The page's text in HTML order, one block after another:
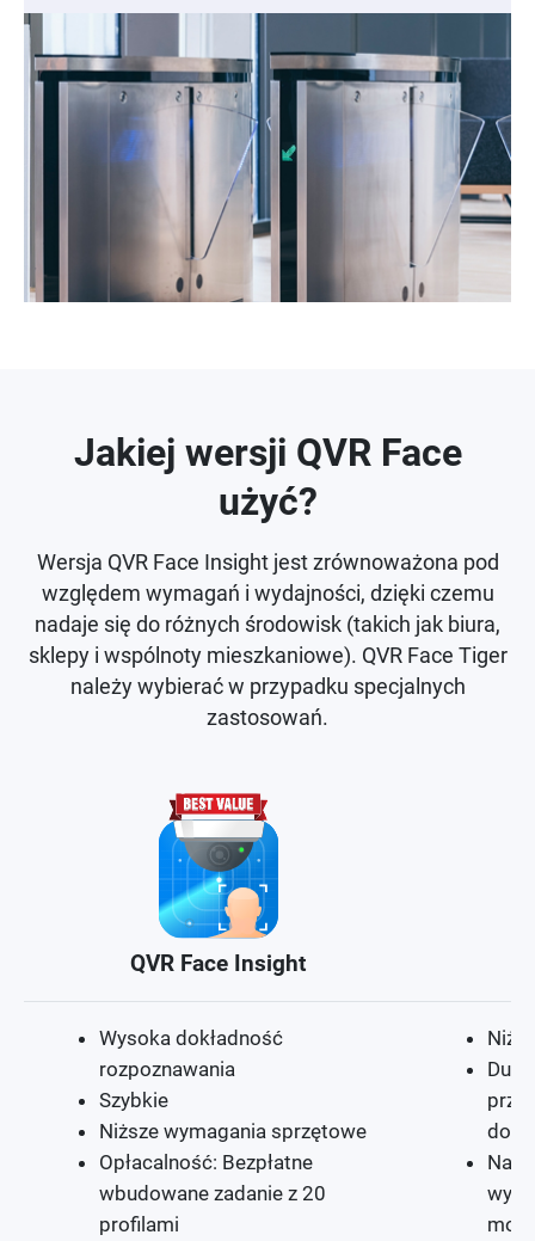
Jakiej wersji QVR Face
użyć?
Wersja QVR Face Insight jest zrównoważona pod
względem wymagań i wydajności, dzięki czemu
nadaje się do różnych środowisk (takich jak biura,
sklepy i wspólnoty mieszkaniowe). QVR Face Tiger
należy wybierać w przypadku specjalnych
zastosowań.
QVR Face Insight
Wysoka dokładność
rozpoznawania
Szybkie
Niższe wymagania sprzętowe
Opłacalność: Bezpłatne
wbudowane zadanie z 20
profilami
przy